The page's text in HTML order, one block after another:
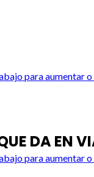
para aumentar
para aumentar
DA EN